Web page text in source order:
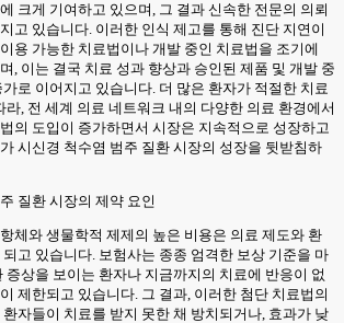
크게 기여하고 있으며, 그 결과 신속한 전문의 의뢰
고 있습니다. 이러한 인식 제고를 통해 진단 지연이
용 가능한 치료법이나 개발 중인 치료법을 조기에
, 이는 결국 치료 성과 향상과 승인된 제품 및 개발 중
로 이어지고 있습니다. 더 많은 환자가 적절한 치료
라, 전 세계 의료 네트워크 내의 다양한 의료 환경에서
의 도입이 증가하면서 시장은 지속적으로 성장하고
시신경 척수염 범주 질환 시장의 성장을 뒷받침하
질환 시장의 제약 요인
체와 생물학적 제제의 높은 비용은 의료 제도와 환
고 있습니다. 보험사는 종종 엄격한 보상 기준을 마
증상을 보이는 환자나 지금까지의 치료에 반응이 없
제한되고 있습니다. 그 결과, 이러한 첨단 치료법의
자들이 치료를 받지 못한 채 방치되거나, 효과가 낮